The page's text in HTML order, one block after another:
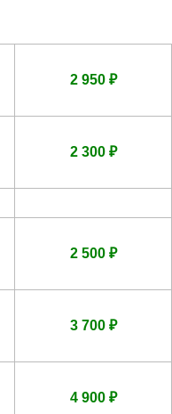
2 950 ₽
2 300 ₽
2 500 ₽
3 700 ₽
4 900 ₽